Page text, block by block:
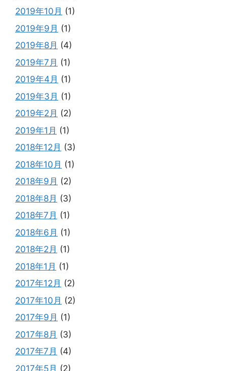
2019年10月 (1)
2019年9月 (1)
2019年8月 (4)
2019年7月 (1)
2019年4月 (1)
2019年3月 (1)
2019年2月 (2)
2019年1月 (1)
2018年12月 (3)
2018年10月 (1)
2018年9月 (2)
2018年8月 (3)
2018年7月 (1)
2018年6月 (1)
2018年2月 (1)
2018年1月 (1)
2017年12月 (2)
2017年10月 (2)
2017年9月 (1)
2017年8月 (3)
2017年7月 (4)
2017年5月 (2)